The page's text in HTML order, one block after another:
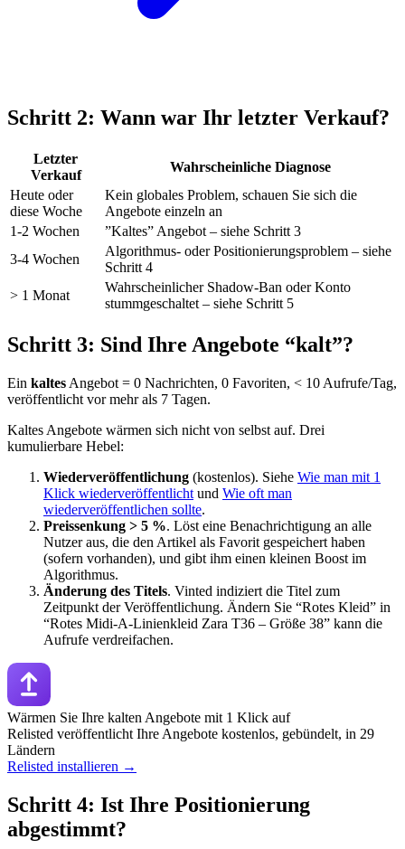
Schritt 2: Wann war Ihr letzter Verkauf?
Letzter
Verkauf
Wahrscheinliche Diagnose
Heute oder
diese Woche
Kein globales Problem, schauen Sie sich die
Angebote einzeln an
1-2 Wochen
”Kaltes” Angebot – siehe Schritt 3
3-4 Wochen
Algorithmus- oder Positionierungsproblem – siehe
Schritt 4
> 1 Monat
Wahrscheinlicher Shadow-Ban oder Konto
stummgeschaltet – siehe Schritt 5
Schritt 3: Sind Ihre Angebote “kalt”?
Ein kaltes Angebot = 0 Nachrichten, 0 Favoriten, < 10 Aufrufe/Tag,
veröffentlicht vor mehr als 7 Tagen.
Kaltes Angebote wärmen sich nicht von selbst auf. Drei
kumulierbare Hebel:
Wiederveröffentlichung (kostenlos). Siehe Wie man mit 1
Klick wiederveröffentlicht und Wie oft man
wiederveröffentlichen sollte.
Preissenkung > 5 %. Löst eine Benachrichtigung an alle
Nutzer aus, die den Artikel als Favorit gespeichert haben
(sofern vorhanden), und gibt ihm einen kleinen Boost im
Algorithmus.
Änderung des Titels. Vinted indiziert die Titel zum
Zeitpunkt der Veröffentlichung. Ändern Sie “Rotes Kleid” in
“Rotes Midi-A-Linienkleid Zara T36 – Größe 38” kann die
Aufrufe verdreifachen.
Wärmen Sie Ihre kalten Angebote mit 1 Klick auf
Relisted veröffentlicht Ihre Angebote kostenlos, gebündelt, in 29
Ländern
Relisted installieren →
Schritt 4: Ist Ihre Positionierung
abgestimmt?